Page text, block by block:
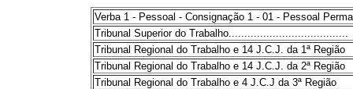
Verba 1 - Pessoal - Consignação 1 - 01 - Pessoal
Tribunal Superior do Trabalho......................................
Tribunal Regional do Trabalho e 14 J.C.J. da 1ª Região
Tribunal Regional do Trabalho e 14 J.C.J. da 2ª Região
Tribunal Regional do Trabalho e 4 J.C.J da 3ª Região